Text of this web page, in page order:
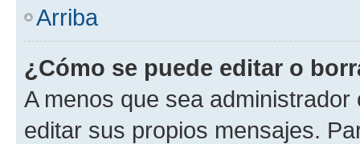
Arriba
¿Cómo se puede editar o
A menos que sea
editar sus propios mensajes.